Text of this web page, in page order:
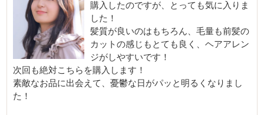
購入したのですが、とっても気に入りま
した！
髪質が良いのはもちろん、毛量も前髪の
カットの感じもとても良く、ヘアアレン
ジがしやすいです！
次回も絶対こちらを購入します！
素敵なお品に出会えて、憂鬱な日がパッと明るくなりまし
た！